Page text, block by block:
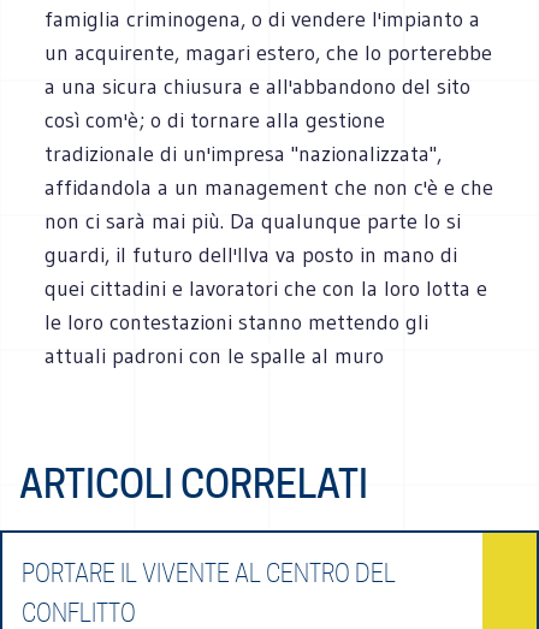
famiglia criminogena, o di vendere l'impianto a
un acquirente, magari estero, che lo porterebbe
a una sicura chiusura e all'abbandono del sito
così com'è; o di tornare alla gestione
tradizionale di un'impresa "nazionalizzata",
affidandola a un management che non c'è e che
non ci sarà mai più. Da qualunque parte lo si
guardi, il futuro dell'Ilva va posto in mano di
quei cittadini e lavoratori che con la loro lotta e
le loro contestazioni stanno mettendo gli
attuali padroni con le spalle al muro
ARTICOLI CORRELATI
PORTARE IL VIVENTE AL CENTRO DEL
CONFLITTO